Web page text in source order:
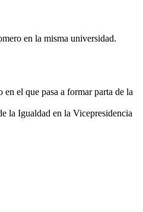
en la misma universidad.
el que pasa a formar parta de la
la Igualdad en la Vicepresidencia